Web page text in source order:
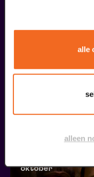
alle
alleen
meer informatie
liefhebbers
oktober